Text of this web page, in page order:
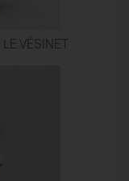
VÉSINET